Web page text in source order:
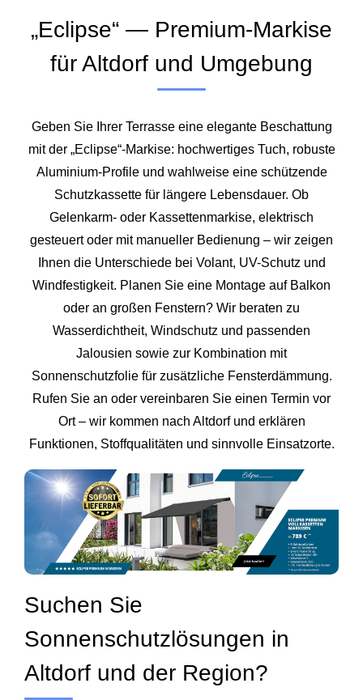
„Eclipse“ — Premium-Markise
für Altdorf und Umgebung
Geben Sie Ihrer Terrasse eine elegante Beschattung
mit der „Eclipse“-Markise: hochwertiges Tuch, robuste
Aluminium-Profile und wahlweise eine schützende
Schutzkassette für längere Lebensdauer. Ob
Gelenkarm- oder Kassettenmarkise, elektrisch
gesteuert oder mit manueller Bedienung – wir zeigen
Ihnen die Unterschiede bei Volant, UV-Schutz und
Windfestigkeit. Planen Sie eine Montage auf Balkon
oder an großen Fenstern? Wir beraten zu
Wasserdichtheit, Windschutz und passenden
Jalousien sowie zur Kombination mit
Sonnenschutzfolie für zusätzliche Fensterdämmung.
Rufen Sie an oder vereinbaren Sie einen Termin vor
Ort – wir kommen nach Altdorf und erklären
Funktionen, Stoffqualitäten und sinnvolle Einsatzorte.
Suchen Sie
Sonnenschutzlösungen in
Altdorf und der Region?